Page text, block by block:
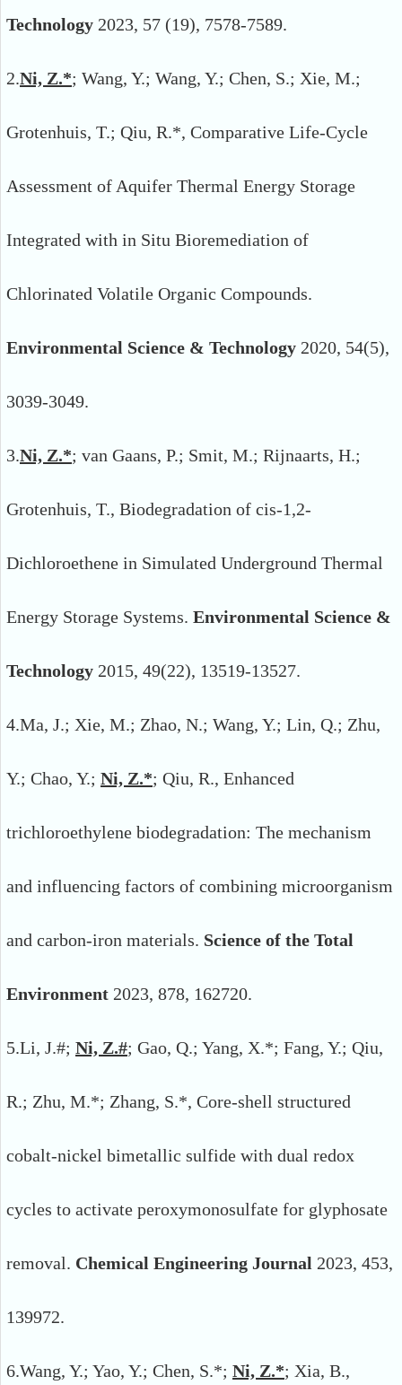
Technology 2023, 57 (19), 7578-7589.
2.Ni, Z.*; Wang, Y.; Wang, Y.; Chen, S.; Xie, M.;
Grotenhuis, T.; Qiu, R.*, Comparative Life-Cycle
Assessment of Aquifer Thermal Energy Storage
Integrated with in Situ Bioremediation of
Chlorinated Volatile Organic Compounds.
Environmental Science & Technology 2020, 54(5),
3039-3049.
3.Ni, Z.*; van Gaans, P.; Smit, M.; Rijnaarts, H.;
Grotenhuis, T., Biodegradation of cis-1,2-
Dichloroethene in Simulated Underground Thermal
Energy Storage Systems. Environmental Science &
Technology 2015, 49(22), 13519-13527.
4.Ma, J.; Xie, M.; Zhao, N.; Wang, Y.; Lin, Q.; Zhu,
Y.; Chao, Y.; Ni, Z.*; Qiu, R., Enhanced
trichloroethylene biodegradation: The mechanism
and influencing factors of combining microorganism
and carbon‑iron materials. Science of the Total
Environment 2023, 878, 162720.
5.Li, J.#; Ni, Z.#; Gao, Q.; Yang, X.*; Fang, Y.; Qiu,
R.; Zhu, M.*; Zhang, S.*, Core-shell structured
cobalt-nickel bimetallic sulfide with dual redox
cycles to activate peroxymonosulfate for glyphosate
removal. Chemical Engineering Journal 2023, 453,
139972.
6.Wang, Y.; Yao, Y.; Chen, S.*; Ni, Z.*; Xia, B.,